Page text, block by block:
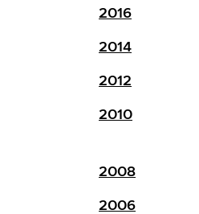
2016
2014
2012
2010
2008
2006